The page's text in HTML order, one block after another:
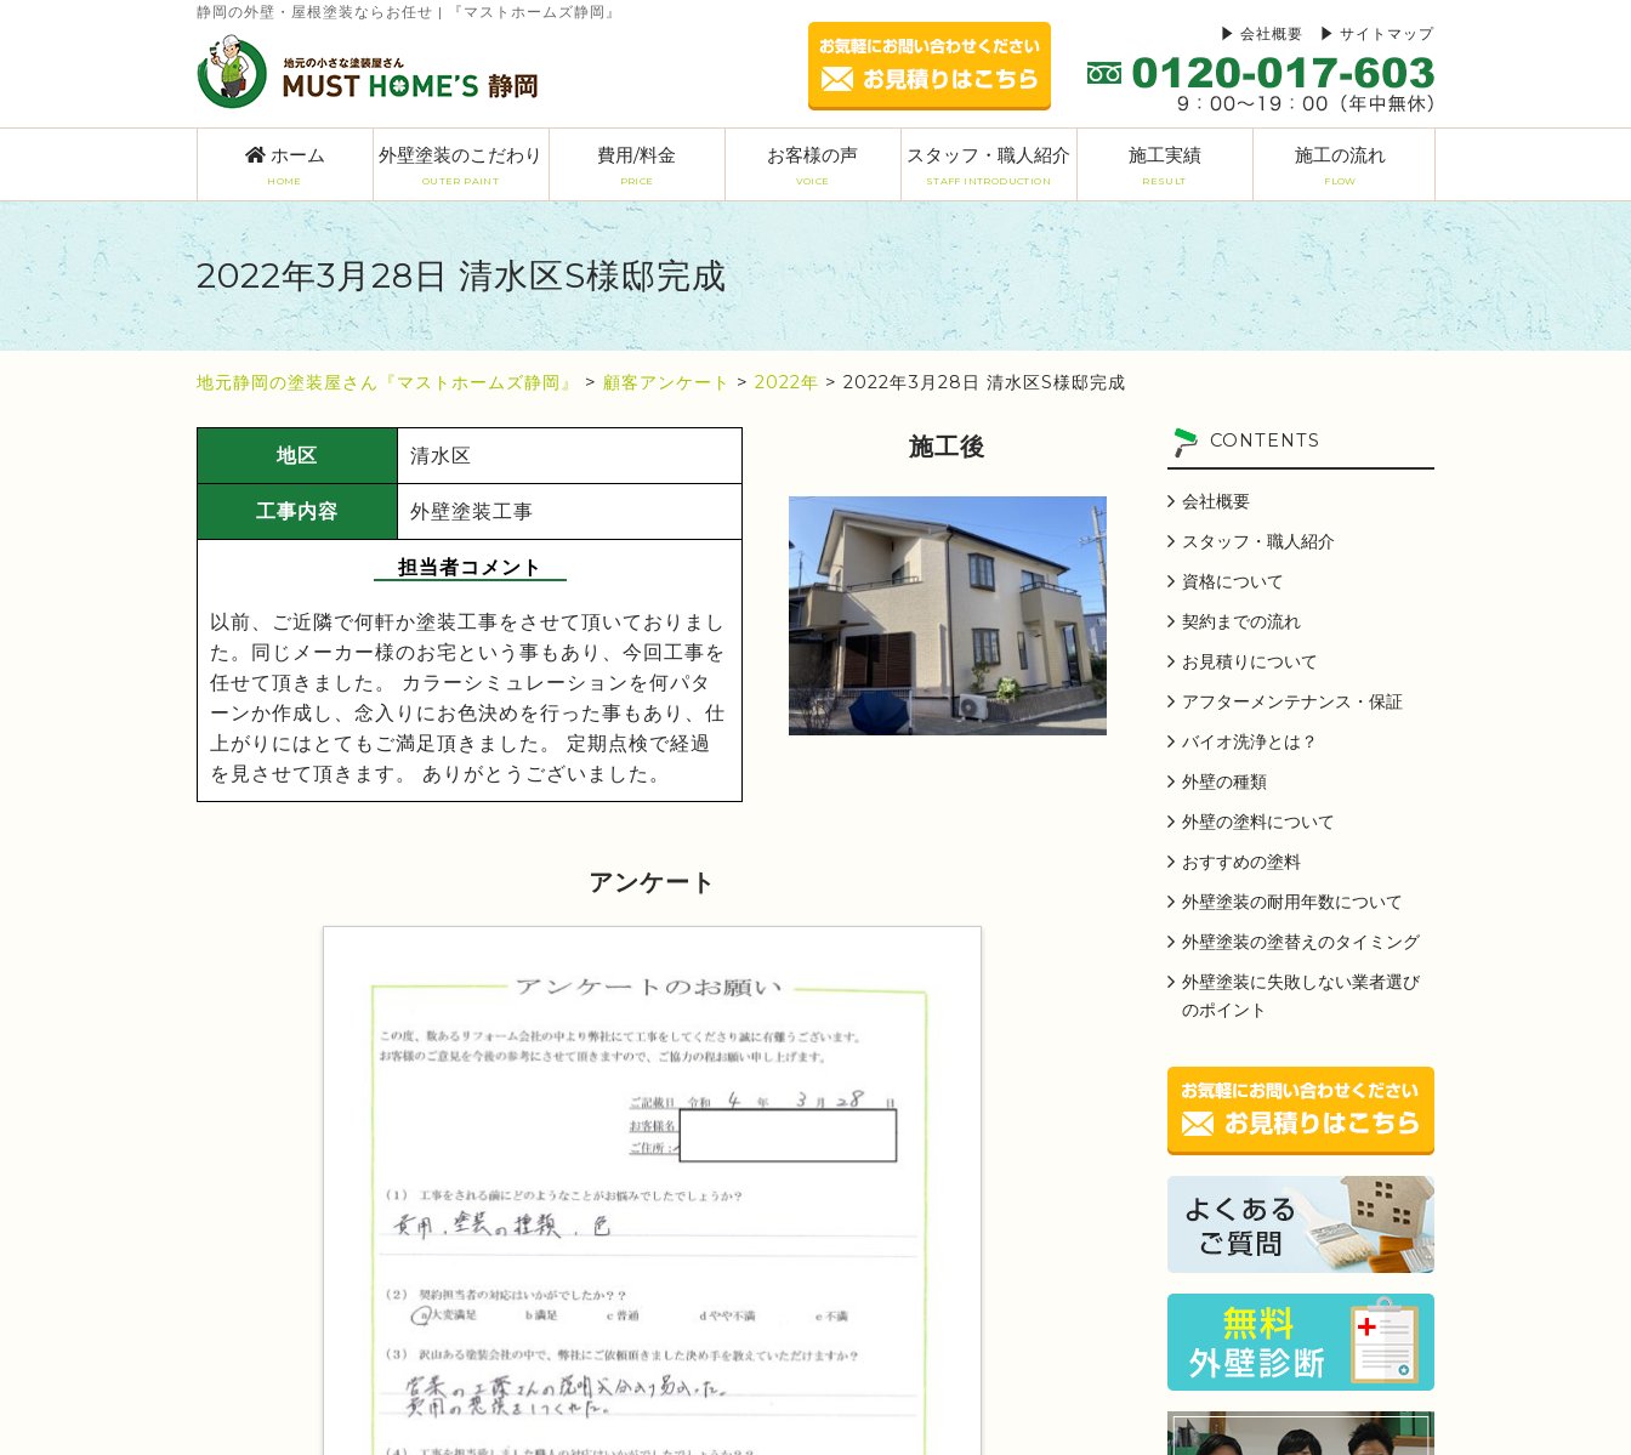
静岡の外壁・屋根塗装ならお任せ | 『マストホームズ静岡』
サイトマップ
会社概要
ホーム
HOME
外壁塗装のこだわり
OUTER PAINT
費用/料金
PRICE
お客様の声
VOICE
スタッフ・職人紹介
STAFF INTRODUCTION
施工実績
RESULT
施工の流れ
FLOW
2022年3月28日 清水区S様邸完成
地元静岡の塗装屋さん『マストホームズ静岡』 > 顧客アンケート > 2022年 > 2022年3月28日 清水区S様邸完成
地区 清水区
工事内容 外壁塗装工事
担当者コメント
以前、ご近隣で何軒か塗装工事をさせて頂いておりまし
た。同じメーカー様のお宅という事もあり、今回工事を
任せて頂きました。 カラーシミュレーションを何パタ
ーンか作成し、念入りにお色決めを行った事もあり、仕
上がりにはとてもご満足頂きました。 定期点検で経過
を見させて頂きます。 ありがとうございました。
施工後
アンケート
CONTENTS
会社概要
スタッフ・職人紹介
資格について
契約までの流れ
お見積りについて
アフターメンテナンス・保証
バイオ洗浄とは？
外壁の種類
外壁の塗料について
おすすめの塗料
外壁塗装の耐用年数について
外壁塗装の塗替えのタイミング
外壁塗装に失敗しない業者選び
のポイント